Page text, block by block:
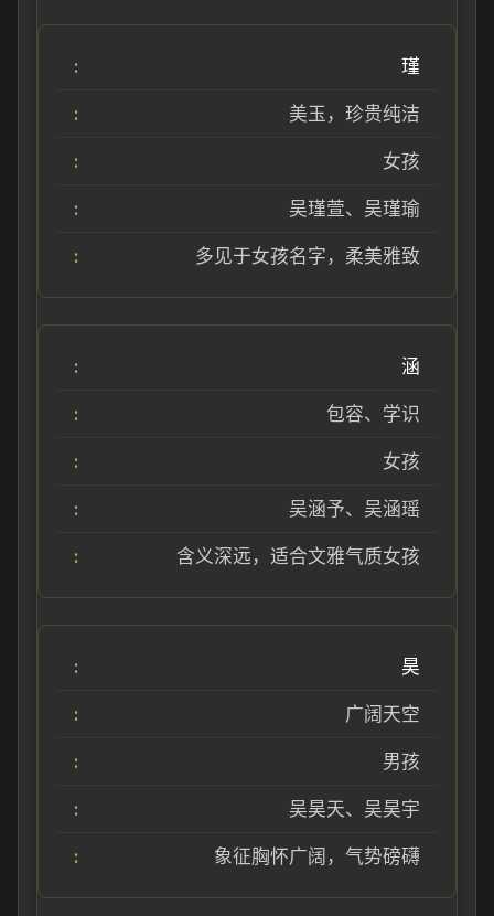
瑾
美玉，珍贵纯洁
女孩
吴瑾萱、吴瑾瑜
多见于女孩名字，柔美雅致
涵
包容、学识
女孩
吴涵予、吴涵瑶
含义深远，适合文雅气质女孩
昊
广阔天空
男孩
吴昊天、吴昊宇
象征胸怀广阔，气势磅礴